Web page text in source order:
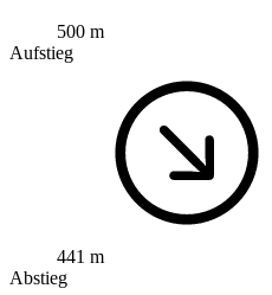
500 m
Aufstieg
441 m
Abstieg